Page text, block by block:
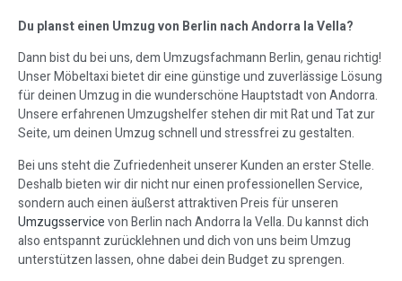
Du planst einen Umzug von Berlin nach Andorra la Vella?
Dann bist du bei uns, dem Umzugsfachmann Berlin, genau richtig!
Unser Möbeltaxi bietet dir eine günstige und zuverlässige Lösung
für deinen Umzug in die wunderschöne Hauptstadt von Andorra.
Unsere erfahrenen Umzugshelfer stehen dir mit Rat und Tat zur
Seite, um deinen Umzug schnell und stressfrei zu gestalten.
Bei uns steht die Zufriedenheit unserer Kunden an erster Stelle.
Deshalb bieten wir dir nicht nur einen professionellen Service,
sondern auch einen äußerst attraktiven Preis für unseren
Umzugsservicevon Berlin nach Andorra la Vella. Du kannst dich
also entspannt zurücklehnen und dich von uns beim Umzug
unterstützen lassen, ohne dabei dein Budget zu sprengen.